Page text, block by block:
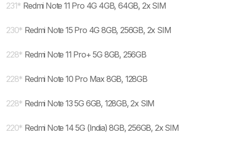
231* Redmi Note 11 Pro 4G 4GB, 64GB, 2x SIM
230* Redmi Note 15 Pro 4G 8GB, 256GB, 2x SIM
228* Redmi Note 11 Pro+ 5G 8GB, 256GB
228* Redmi Note 10 Pro Max 8GB, 128GB
228* Redmi Note 13 5G 6GB, 128GB, 2x SIM
220* Redmi Note 14 5G (India) 8GB, 256GB, 2x SIM